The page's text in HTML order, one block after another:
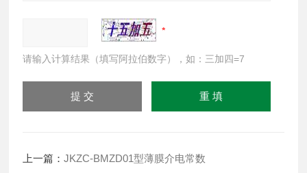
请输入计算结果（填写阿拉伯数字），如：三加四=7
上一篇：JKZC-BMZD01型薄膜介电常数